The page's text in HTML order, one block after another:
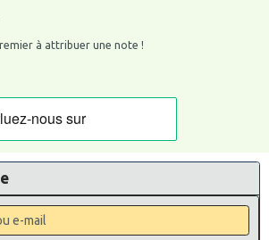
à attribuer une note !